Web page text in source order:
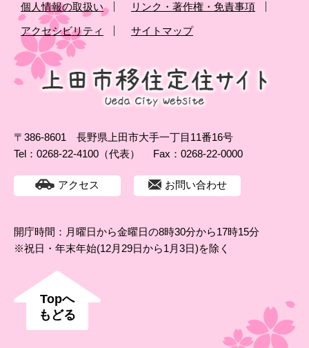
Topへ
もどる
個人情報の取扱い リンク・著作権・免責事項
アクセシビリティ サイトマップ
〒386-8601 長野県上田市大手一丁目11番16号
Tel：0268-22-4100（代表）
Fax：0268-22-0000
アクセス お問い合わせ
開庁時間：月曜日から金曜日の8時30分から17時15分
※祝日・年末年始(12月29日から1月3日)を除く